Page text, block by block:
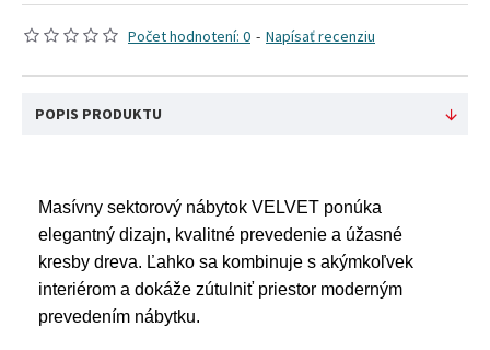
Počet hodnotení: 0 - Napísať recenziu
POPIS PRODUKTU
Masívny sektorový nábytok VELVET ponúka
elegantný dizajn, kvalitné prevedenie a úžasné
kresby dreva. Ľahko sa kombinuje s akýmkoľvek
interiérom a dokáže zútulniť priestor moderným
prevedením nábytku.